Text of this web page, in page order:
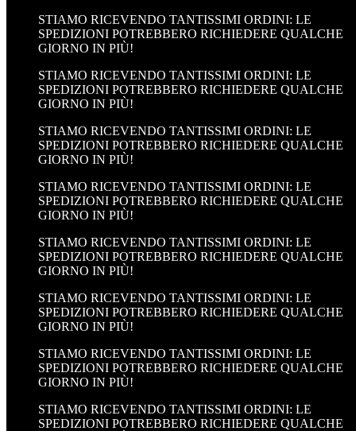
STIAMO RICEVENDO TANTISSIMI ORDINI: LE
SPEDIZIONI POTREBBERO RICHIEDERE QUALCHE
GIORNO IN PIÙ!
STIAMO RICEVENDO TANTISSIMI ORDINI: LE
SPEDIZIONI POTREBBERO RICHIEDERE QUALCHE
GIORNO IN PIÙ!
STIAMO RICEVENDO TANTISSIMI ORDINI: LE
SPEDIZIONI POTREBBERO RICHIEDERE QUALCHE
GIORNO IN PIÙ!
STIAMO RICEVENDO TANTISSIMI ORDINI: LE
SPEDIZIONI POTREBBERO RICHIEDERE QUALCHE
GIORNO IN PIÙ!
STIAMO RICEVENDO TANTISSIMI ORDINI: LE
SPEDIZIONI POTREBBERO RICHIEDERE QUALCHE
GIORNO IN PIÙ!
STIAMO RICEVENDO TANTISSIMI ORDINI: LE
SPEDIZIONI POTREBBERO RICHIEDERE QUALCHE
GIORNO IN PIÙ!
STIAMO RICEVENDO TANTISSIMI ORDINI: LE
SPEDIZIONI POTREBBERO RICHIEDERE QUALCHE
GIORNO IN PIÙ!
STIAMO RICEVENDO TANTISSIMI ORDINI: LE
SPEDIZIONI POTREBBERO RICHIEDERE QUALCHE